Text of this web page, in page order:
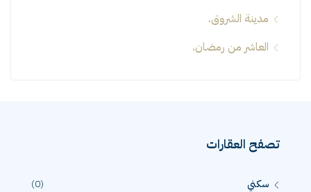
مدينة الشروق.
العاشر من رمضان.
تصفح العقارات
سكني
(0)